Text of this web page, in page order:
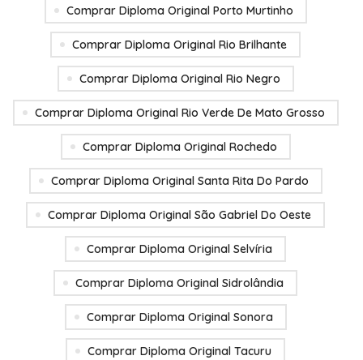
Comprar Diploma Original Porto Murtinho
Comprar Diploma Original Rio Brilhante
Comprar Diploma Original Rio Negro
Comprar Diploma Original Rio Verde De Mato Grosso
Comprar Diploma Original Rochedo
Comprar Diploma Original Santa Rita Do Pardo
Comprar Diploma Original São Gabriel Do Oeste
Comprar Diploma Original Selvíria
Comprar Diploma Original Sidrolândia
Comprar Diploma Original Sonora
Comprar Diploma Original Tacuru